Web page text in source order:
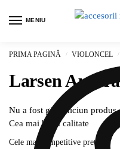
MENIU
PRIMA PAGINĂ / VIOLONCEL /
Larsen Aurora
Nu a fost găsit niciun produs
Cea mai bună calitate
Cele mai competitive prețuri